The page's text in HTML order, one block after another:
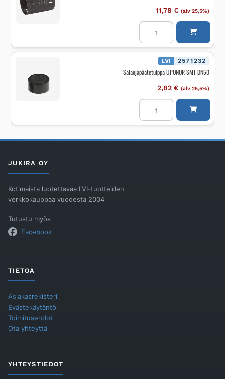
11,78 € (alv 25,5%)
Liitosholkki
UPONOR
DN125
määrä
LVI 2571232
Salaojapäätetulppa UPONOR SMT DN50
2,82 € (alv 25,5%)
Salaojapäätetulppa
UPONOR
DN50
JUKIRA OY
Kotimaista luotettavaa LVI-tuotteiden
verkkokauppaa vuodesta 2004
Tutustu myös
Facebook
TIETOA
Asiakasrekisteri
Evästekäytäntö
Toimitusehdot
Ota yhteyttä
YHTEYSTIEDOT